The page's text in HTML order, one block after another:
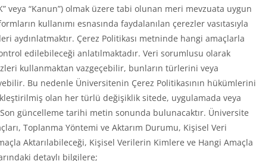
veya “Kanun”) olmak üzere tabi olunan meri mevzuata uygun
kullanımı esnasında faydalanılan çerezler vasıtasıyla
Çerez Politikası metninde hangi amaçlarla
edilebileceği anlatılmaktadır. Veri sorumlusu olarak
kullanmaktan vazgeçebilir, bunların türlerini veya
Bu nedenle Üniversitenin Çerez Politikasının hükümlerini
olan her türlü değişiklik sitede, uygulamada veya
güncelleme tarihi metin sonunda bulunacaktır. Üniversite
Toplanma Yöntemi ve Aktarım Durumu, Kişisel Veri
Aktarılabileceği, Kişisel Verilerin Kimlere ve Hangi Amaçla
detaylı bilgilere;